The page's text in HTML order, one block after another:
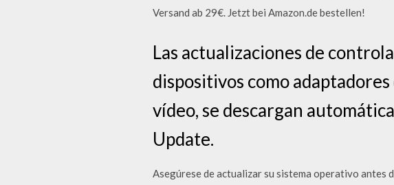
Versand ab 29€. Jetzt bei Amazon.de bestellen!
Las actualizaciones de
dispositivos como
vídeo, se descargan
Update.
Asegúrese de actualizar su sistema operativo